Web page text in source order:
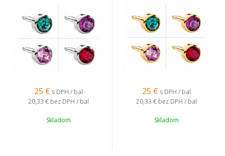
25 € s DPH / bal
20,33 € bez DPH / bal
Skladom
25 € s DPH / bal
20,33 € bez DPH / bal
Skladom